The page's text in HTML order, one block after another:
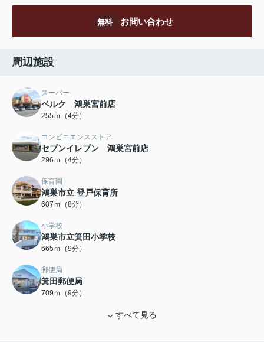
無料 お問い合わせ
周辺施設
スーパー
ベルク 鴻巣宮前店
255ｍ（4分）
コンビニエンスストア
セブンイレブン 鴻巣宮前店
296ｍ（4分）
保育園
鴻巣市立 登戸保育所
607ｍ（8分）
小学校
鴻巣市立箕田小学校
665ｍ（9分）
郵便局
箕田郵便局
709ｍ（9分）
すべて見る